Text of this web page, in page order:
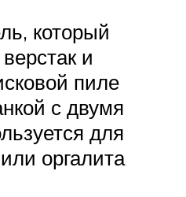
который
и
пиле
с двумя
для
оргалита